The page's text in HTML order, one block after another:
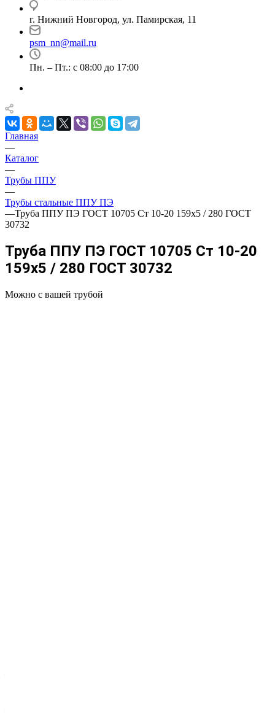
г. Нижний Новгород, ул. Памирская, 11
psm_nn@mail.ru
Пн. – Пт.: с 08:00 до 17:00
Главная
—
Каталог
—
Трубы ППУ
—
Трубы стальные ППУ ПЭ
—Труба ППУ ПЭ ГОСТ 10705 Ст 10-20 159x5 / 280 ГОСТ
30732
Труба ППУ ПЭ ГОСТ 10705 Ст 10-20
159x5 / 280 ГОСТ 30732
Можно с вашей трубой